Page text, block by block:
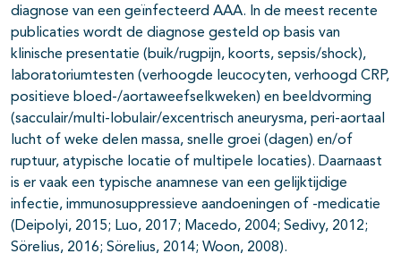
diagnose van een geïnfecteerd AAA. In de meest recente
publicaties wordt de diagnose gesteld op basis van
klinische presentatie (buik/rugpijn, koorts, sepsis/shock),
laboratoriumtesten (verhoogde leucocyten, verhoogd CRP,
positieve bloed-/aortaweefselkweken) en beeldvorming
(sacculair/multi-lobulair/excentrisch aneurysma, peri-aortaal
lucht of weke delen massa, snelle groei (dagen) en/of
ruptuur, atypische locatie of multipele locaties). Daarnaast
is er vaak een typische anamnese van een gelijktijdige
infectie, immunosuppressieve aandoeningen of -medicatie
(Deipolyi, 2015; Luo, 2017; Macedo, 2004; Sedivy, 2012;
Sörelius, 2016; Sörelius, 2014; Woon, 2008).